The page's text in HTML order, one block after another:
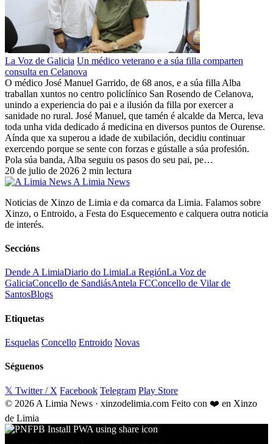
La Voz de Galicia Un médico veterano e a súa filla comparten
consulta en Celanova
O médico José Manuel Garrido, de 68 anos, e a súa filla Alba
traballan xuntos no centro policlínico San Rosendo de Celanova,
unindo a experiencia do pai e a ilusión da filla por exercer a
sanidade no rural. José Manuel, que tamén é alcalde da Merca, leva
toda unha vida dedicado á medicina en diversos puntos de Ourense.
Aínda que xa superou a idade de xubilación, decidiu continuar
exercendo porque se sente con forzas e gústalle a súa profesión.
Pola súa banda, Alba seguiu os pasos do seu pai, pe…
20 de julio de 2026 2 min lectura
A Limia News
Noticias de Xinzo de Limia e da comarca da Limia. Falamos sobre
Xinzo, o Entroido, a Festa do Esquecemento e calquera outra noticia
de interés.
Seccións
Dende A LimiaDiario do LimiaLa RegiónLa Voz de
GaliciaConcello de SandiásAntela FCConcello de Vilar de
SantosBlogs
Etiquetas
Esquelas Concello Entroido Novas
Séguenos
𝕏 Twitter / X Facebook Telegram Play Store
© 2026 A Limia News · xinzodelimia.com Feito con ❤️ en Xinzo
de Limia